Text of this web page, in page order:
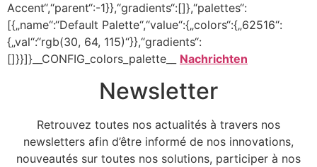
Accent“,“parent“:-1}},“gradients“:[]},“palettes“:
[{„name“:“Default Palette“,“value“:{„colors“:{„62516“:
{„val“:“rgb(30, 64, 115)“}},“gradients“:
[]}}]}__CONFIG_colors_palette__ Nachrichten
Newsletter
Retrouvez toutes nos actualités à travers nos
newsletters afin d’être informé de nos innovations,
nouveautés sur toutes nos solutions, participer à nos